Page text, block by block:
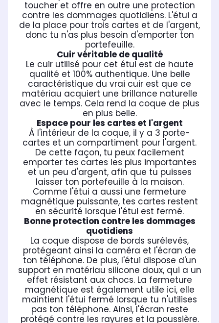
toucher et offre en outre une protection
contre les dommages quotidiens. L'étui a
de la place pour trois cartes et de l'argent,
donc tu n'as plus besoin d'emporter ton
portefeuille.
Cuir véritable de qualité
Le cuir utilisé pour cet étui est de haute
qualité et 100% authentique. Une belle
caractéristique du vrai cuir est que ce
matériau acquiert une brillance naturelle
avec le temps. Cela rend la coque de plus
en plus belle.
Espace pour les cartes et l'argent
À l'intérieur de la coque, il y a 3 porte-
cartes et un compartiment pour l'argent.
De cette façon, tu peux facilement
emporter tes cartes les plus importantes
et un peu d'argent, afin que tu puisses
laisser ton portefeuille à la maison.
Comme l'étui a aussi une fermeture
magnétique puissante, tes cartes restent
en sécurité lorsque l'étui est fermé.
Bonne protection contre les dommages
quotidiens
La coque dispose de bords surélevés,
protégeant ainsi la caméra et l'écran de
ton téléphone. De plus, l'étui dispose d'un
support en matériau silicone doux, qui a un
effet résistant aux chocs. La fermeture
magnétique est également utile ici, elle
maintient l'étui fermé lorsque tu n'utilises
pas ton téléphone. Ainsi, l'écran reste
protégé contre les rayures et la poussière.